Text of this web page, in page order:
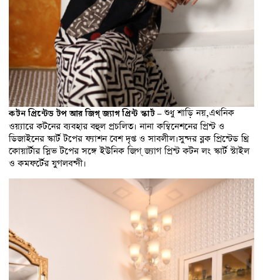
কটন প্রিন্টেড টপ আর জিগ্ জ্যাগ প্রিন্ট স্কার্ট – শুধু শাড়ি নয়,এথনিক
ওয়্যারে কটনের ব্যবহার বহুল প্রচলিত। নানা কম্বিনেশনের প্রিন্ট ও
ডিজাইনের স্কার্ট টপের ফ্যাশন বেশ দৃপ্ত ও সাবলীল।সুন্দর ব্লক প্রিন্টেড থ্রি
কোয়ার্টার স্লিভ টপের সঙ্গে ইউনিক জিগ্ জ্যাগ প্রিন্ট কটন লং স্কার্ট স্টাইল
ও কমফর্টের যুগলবন্দী।